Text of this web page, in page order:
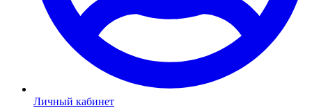
Личный кабинет